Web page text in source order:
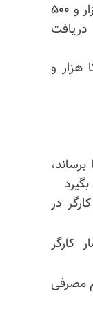
یک کارگر ساده در امارات حدود هزار و ۵۰۰
دریافت
هزار و
در
کارگر
مصرفی